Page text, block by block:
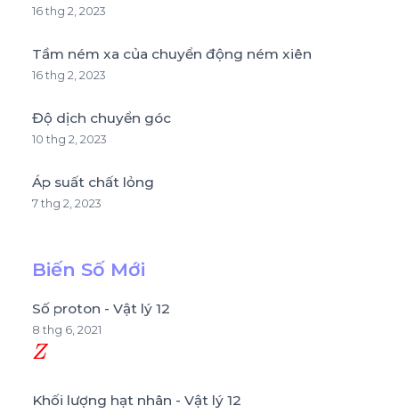
16 thg 2, 2023
Tầm ném xa của chuyển động ném xiên
16 thg 2, 2023
Độ dịch chuyển góc
10 thg 2, 2023
Áp suất chất lỏng
7 thg 2, 2023
Biến Số Mới
Số proton - Vật lý 12
8 thg 6, 2021
Z
Khối lượng hạt nhân - Vật lý 12